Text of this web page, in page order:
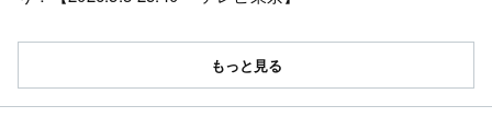
もっと見る